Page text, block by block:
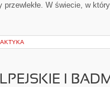
przewlekłe. W świecie, w
I